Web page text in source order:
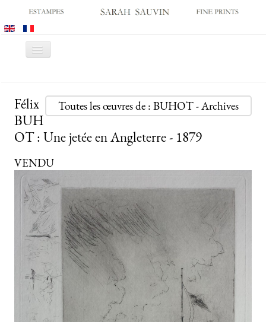
Basculer
GALERIE
SALONS
CATALOGUES
ESTAMPES ANCIENNES
ESTAMPES MODERNES
ARCHIVES
ACHATS DES MUSÉES
CONTACT
Toutes les œuvres de : BUHOT - Archives
Félix
BUH
OT : Une jetée en Angleterre - 1879
VENDU